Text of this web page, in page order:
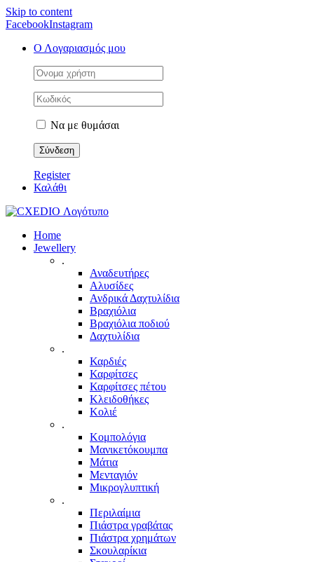
Skip to content
FacebookInstagram
Ο Λογαριασμός μου
Να με θυμάσαι
Register
Καλάθι
Home
Jewellery
.
Αναδευτήρες
Αλυσίδες
Ανδρικά Δαχτυλίδια
Βραχιόλια
Βραχιόλια ποδιού
Δαχτυλίδια
.
Καρδιές
Καρφίτσες
Καρφίτσες πέτου
Κλειδοθήκες
Κολιέ
.
Κομπολόγια
Μανικετόκουμπα
Μάτια
Μενταγιόν
Μικρογλυπτική
.
Περιλαίμια
Πιάστρα γραβάτας
Πιάστρα χρημάτων
Σκουλαρίκια